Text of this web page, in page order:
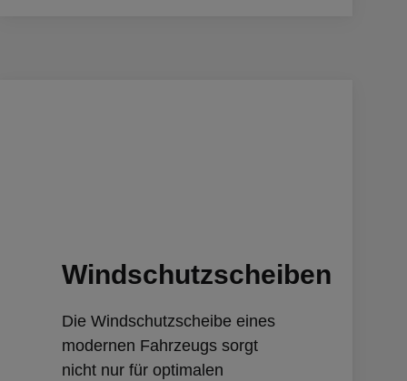
Windschutzscheiben
Die Windschutzscheibe eines
modernen Fahrzeugs sorgt
nicht nur für optimalen